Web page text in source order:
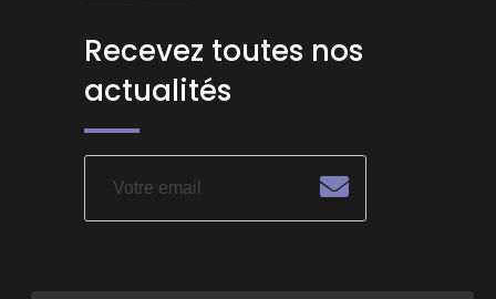
Recevez toutes nos
actualités